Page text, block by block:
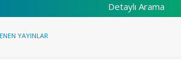
Detaylı Arama
YAYINLAR